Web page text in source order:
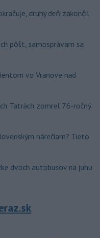
druhý deň zakončil
pôšt, samosprávam sa
vo Vranove nad
Tatrách zomrel 76-ročný
nárečiam? Tieto
dvoch autobusov na juhu